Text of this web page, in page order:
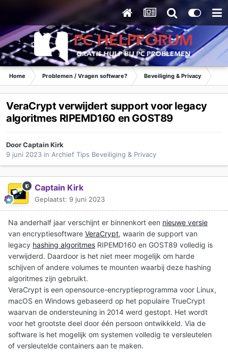
Home Problemen / Vragen software? Beveiliging & Privacy
VeraCrypt verwijdert support voor legacy
algoritmes RIPEMD160 en GOST89
DoorCaptain Kirk
9 juni 2023 in Archief Tips Beveiliging & Privacy
Captain Kirk
Geplaatst: 9 juni 2023
Na anderhalf jaar verschijnt er binnenkort een nieuwe versie
van encryptiesoftware VeraCrypt, waarin de support van
legacy hashing algoritmes RIPEMD160 en GOST89 volledig is
verwijderd. Daardoor is het niet meer mogelijk om harde
schijven of andere volumes te mounten waarbij deze hashing
algoritmes zijn gebruikt.
VeraCrypt is een opensource-encryptieprogramma voor Linux,
macOS en Windows gebaseerd op het populaire TrueCrypt
waarvan de ondersteuning in 2014 werd gestopt. Het wordt
voor het grootste deel door één persoon ontwikkeld. Via de
software is het mogelijk om systemen volledig te versleutelen
of versleutelde containers aan te maken.